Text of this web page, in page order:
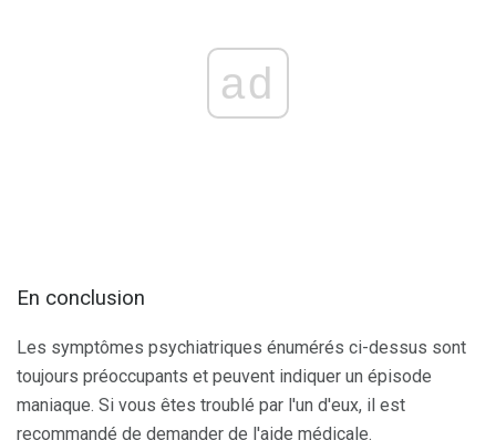
ad
En conclusion
Les symptômes psychiatriques énumérés ci-dessus sont
toujours préoccupants et peuvent indiquer un épisode
maniaque. Si vous êtes troublé par l'un d'eux, il est
recommandé de demander de l'aide médicale.